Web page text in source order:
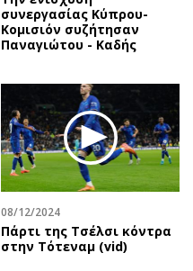
συνεργασίας Κύπρου-
Κομισιόν συζήτησαν
Παναγιώτου - Καδής
08/12/2024
Πάρτι της Τσέλσι κόντρα
στην Τότεναμ (vid)